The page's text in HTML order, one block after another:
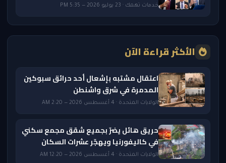
خدمات تهمك · 23 يوليو 2026 — 5:35 PM
الأكثر قراءة الآن
اعتقال مشتبه بإشعال أحد حرائق سبوكين
المدمرة في شرق واشنطن
الولايات المتحدة · 4 أغسطس 2026 — 2:20 AM
حريق هائل يضرّ بجميع شقق مجمع سكني
في كاليفورنيا ويهجّر عشرات السكان
الولايات المتحدة · 4 أغسطس 2026 — 12:20 AM